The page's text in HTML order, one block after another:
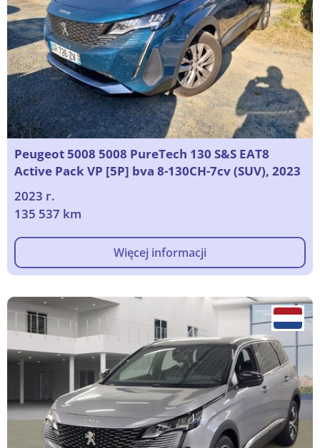
Peugeot 5008 5008 PureTech 130 S&S EAT8
Active Pack VP [5P] bva 8-130CH-7cv (SUV), 2023
2023 г.
135 537 km
Więcej informacji